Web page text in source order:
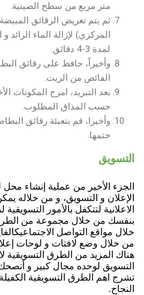
متر مربع من سطح الصينية.
ثم يتم تعريض الرقائق
لمدة 3-4 دقائق.
وأخيراً، حافظ على رقائق
الفائض من الزيت.
بعد التبريد، امزج المكونات
حسب المذاق المطلوب.
وأخيرا، قم بتعبئة رقائق
ختمها.
التسويق
الجزء الأخير من عملية إنشاء
الإعلان و التسويق، و من خلاله
الاعلانية لتتكفل بالأمور
بنفسك من خلال مجموعة من
خلال مواقع التواصل
من خلال وضع لافتات و لوحات
هناك المزيد من الطرق التسويقية
التسويق لوحده مجال كبير و
تشرج اهم الطرق التسويقية
النجاح.